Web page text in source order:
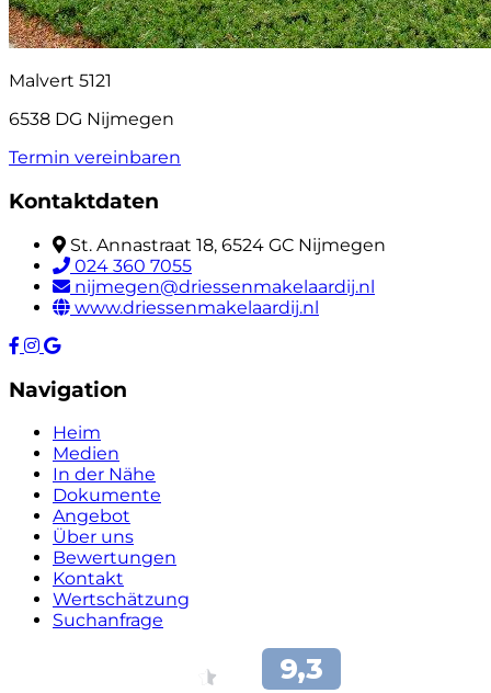
Malvert 5121
6538 DG Nijmegen
Termin vereinbaren
Kontaktdaten
St. Annastraat 18, 6524 GC Nijmegen
024 360 7055
nijmegen@driessenmakelaardij.nl
www.driessenmakelaardij.nl
Navigation
Heim
Medien
In der Nähe
Dokumente
Angebot
Über uns
Bewertungen
Kontakt
Wertschätzung
Suchanfrage